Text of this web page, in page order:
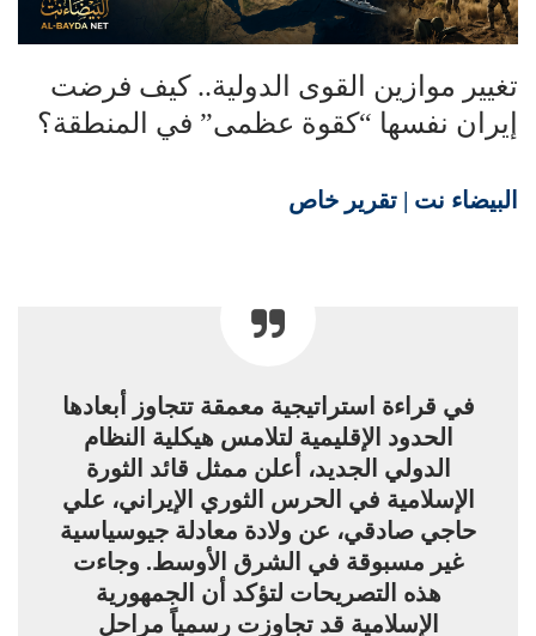
تغيير موازين القوى الدولية.. كيف فرضت
إيران نفسها “كقوة عظمى” في المنطقة؟
البيضاء نت | تقرير خاص
في قراءة استراتيجية معمقة تتجاوز أبعادها
الحدود الإقليمية لتلامس هيكلية النظام
الدولي الجديد، أعلن ممثل قائد الثورة
الإسلامية في الحرس الثوري الإيراني، علي
حاجي صادقي، عن ولادة معادلة جيوسياسية
غير مسبوقة في الشرق الأوسط. وجاءت
هذه التصريحات لتؤكد أن الجمهورية
الإسلامية قد تجاوزت رسمياً مراحل